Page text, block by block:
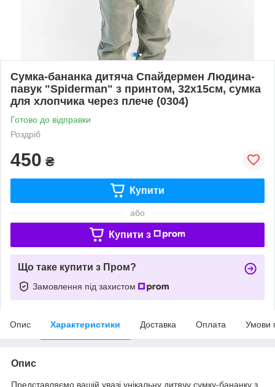
Сумка-бананка дитяча Спайдермен Людина-
павук "Spiderman" з принтом, 32х15см, сумка
для хлопчика через плече (0304)
Готово до відправки
Роздріб
450 ₴
Купити
або
Купити з
Що таке купити з Пром?
Замовлення під захистом
Опис Характеристики Доставка Оплата Умови
Опис
Представляємо вашій увазі унікальну дитячу сумку-бананку з